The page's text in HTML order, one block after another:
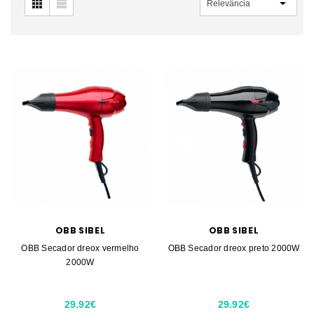
OBB SIBEL
OBB Secador dreox vermelho
2000W
29.92€
OBB SIBEL
OBB Secador dreox preto 2000W
29.92€